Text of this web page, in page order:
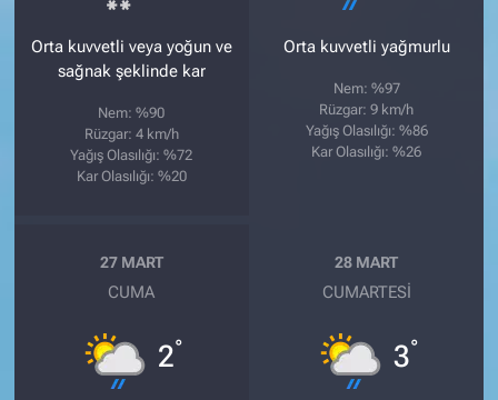
Orta kuvvetli veya yoğun ve
sağnak şeklinde kar
Nem: %90
Rüzgar: 4 km/h
Yağış Olasılığı: %72
Kar Olasılığı: %20
Orta kuvvetli yağmurlu
Nem: %97
Rüzgar: 9 km/h
Yağış Olasılığı: %86
Kar Olasılığı: %26
27 MART
CUMA
2°
28 MART
CUMARTESI
3°